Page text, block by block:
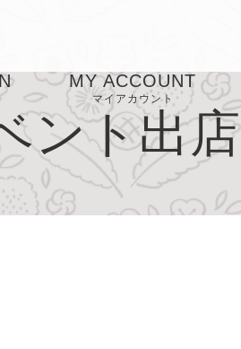
MY ACCOUNT
マイアカウント
お気に入り
ント出店